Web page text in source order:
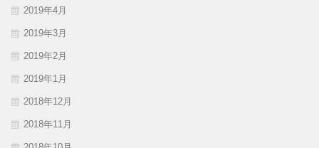
2019年4月
2019年3月
2019年2月
2019年1月
2018年12月
2018年11月